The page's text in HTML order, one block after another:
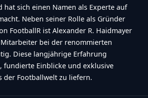
hat sich einen Namen als Experte auf
Neben seiner Rolle als Gründer
FootballR ist Alexander R. Haidmayer
bei der renommierten
Diese langjährige Erfahrung
fundierte Einblicke und exklusive
der Footballwelt zu liefern.